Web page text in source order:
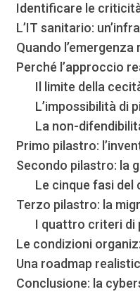
Identificare le
L’IT sanitario:
Quando
Perché l’approccio
Il limite della
L’impossibilità di
La non-
Primo pilastro:
Secondo pilastro: la
Le cinque fasi del
Terzo pilastro: la
I quattro criteri di
Le condizioni
Una roadmap
Conclusione: la